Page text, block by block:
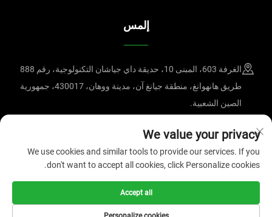
إلمس
الغرفة 603، المبنى 10، حديقة داي جياشان التكنولوجية، رقم 888
طريق هانهوانغ، منطقة جيانغ آن، مدينة ووهان، 430017، جمهورية
الصين الشعبية.
+86-15607122519
[email protected]
الخصوصية
We value your privacy
We use cookies and similar tools to provide our services. If you
don't want to accept all cookies, click Personalize cookies.
Accept all